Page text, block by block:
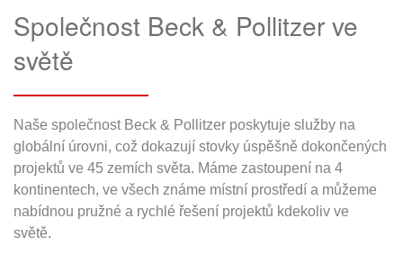
Společnost Beck & Pollitzer ve
světě
Naše společnost Beck & Pollitzer poskytuje služby na
globální úrovni, což dokazují stovky úspěšně dokončených
projektů ve 45 zemích světa. Máme zastoupení na 4
kontinentech, ve všech známe místní prostředí a můžeme
nabídnou pružné a rychlé řešení projektů kdekoliv ve
světě.